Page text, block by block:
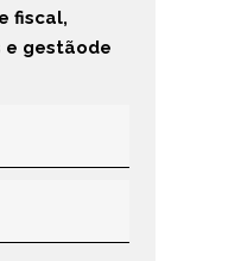
fiscal,
e gestãode